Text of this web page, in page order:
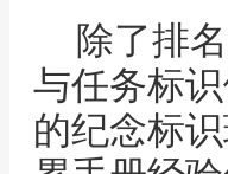
除了排
与任务标
的纪念标